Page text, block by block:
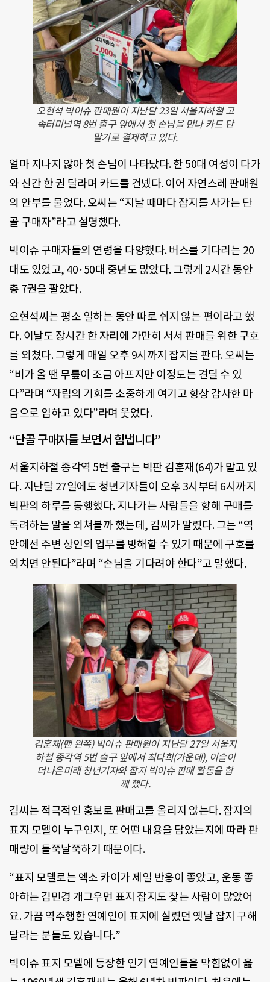
오현석 빅이슈 판매원이 지난달 23일 서울지하철 고
속터미널역 8번 출구 앞에서 첫 손님을 만나 카드 단
말기로 결제하고 있다.
얼마 지나지 않아 첫 손님이 나타났다. 한 50대 여성이 다가
와 신간 한 권 달라며 카드를 건넸다. 이어 자연스레 판매원
의 안부를 물었다. 오씨는 “지날 때마다 잡지를 사가는 단
골 구매자”라고 설명했다.
빅이슈 구매자들의 연령을 다양했다. 버스를 기다리는 20
대도 있었고, 40·50대 중년도 많았다. 그렇게 2시간 동안
총 7권을 팔았다.
오현석씨는 평소 일하는 동안 따로 쉬지 않는 편이라고 했
다. 이날도 장시간 한 자리에 가만히 서서 판매를 위한 구호
를 외쳤다. 그렇게 매일 오후 9시까지 잡지를 판다. 오씨는
“비가 올 땐 무릎이 조금 아프지만 이정도는 견딜 수 있
다”라며 “자립의 기회를 소중하게 여기고 항상 감사한 마
음으로 임하고 있다”라며 웃었다.
“단골 구매자들 보면서 힘냅니다”
서울지하철 종각역 5번 출구는 빅판 김훈재(64)가 맡고 있
다. 지난달 27일에도 청년기자들이 오후 3시부터 6시까지
빅판의 하루를 동행했다. 지나가는 사람들을 향해 구매를
독려하는 말을 외쳐볼까 했는데, 김씨가 말렸다. 그는 “역
안에선 주변 상인의 업무를 방해할 수 있기 때문에 구호를
외치면 안된다”라며 “손님을 기다려야 한다”고 말했다.
김훈재(맨 왼쪽) 빅이슈 판매원이 지난달 27일 서울지
하철 종각역 5번 출구 앞에서 최다희(가운데), 이슬이
더나은미래 청년기자와 잡지 빅이슈 판매 활동을 함
께 했다.
김씨는 적극적인 홍보로 판매고를 올리지 않는다. 잡지의
표지 모델이 누구인지, 또 어떤 내용을 담았는지에 따라 판
매량이 들쭉날쭉하기 때문이다.
“표지 모델로는 엑소 카이가 제일 반응이 좋았고, 운동 좋
아하는 김민경 개그우먼 표지 잡지도 찾는 사람이 많았어
요. 가끔 역주행한 연예인이 표지에 실렸던 옛날 잡지 구해
달라는 분들도 있습니다.”
빅이슈 표지 모델에 등장한 인기 연예인들을 막힘없이 읊